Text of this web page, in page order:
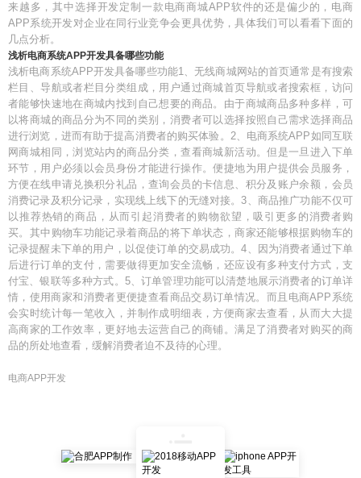
来越多，其中选择开发定制一款电商商城APP软件的还是偏少的，电商
APP系统开发对企业在同行业竞争会更具优势，具体我们可以看看下面的
几点分析。
浅析电商系统APP开发具备哪些功能
浅析电商系统APP开发具备哪些功能1、无线商城网站的首页通常是有搜索
栏目、导航或者栏目分类组成，用户通过商城首页导航或者搜索框，访问
者能够快速地在商城内找到自己想要的商品。由于商城商品多种多样，可
以将商城的商品分为不同的类别，消费者可以选择按照自己需求选择商品
进行浏览，进而有助于提高消费者的购买体验。2、电商系统APP如同互联
网商城相同，浏览站内的商品分类，查看商城新活动。但是一旦进入下单
环节，用户必须以会员身份才能进行操作。便捷地为用户提供会员服务，
方便在线申请兑换积分礼品，查询会员的卡信息、积分及账户余额，会员
消费记录及积分记录，实现线上线下的无缝对接。3、商品推广功能不仅可
以推荐热销的商品，从而引起消费者的购物欲望，吸引更多的消费者购
买。其中购物车功能记录着商品的将下单状态，商家还能够根据购物车的
记录提醒未下单的用户，以促使订单的交易成功。4、因为消费者通过下单
后进行订单的支付，需要做得更加安全流畅，还应设有多种支付方式，支
付宝、银联等多种方式。5、订单管理功能可以清楚地展示消费者的订单详
情，使用商家和消费者更便捷查看商品交易订单情况。而且电商APP系统
会实时统计每一笔收入，并制作成明细表，方便商家去查看，从而大大提
高商家的工作效率，更好地去运营自己的商铺。满足了消费者对购买的商
品的所处地查看，缓解消费者迫不及待的心理。
电商APP开发